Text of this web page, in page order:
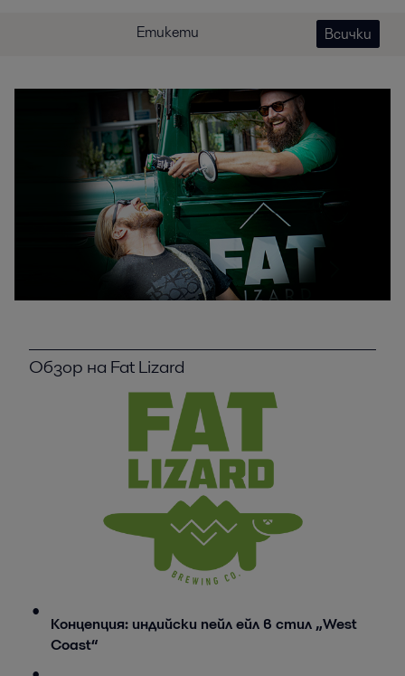
Етикети Всички
Обзор на Fat Lizard
Концепция: индийски пейл ейл в стил „West
Coast“